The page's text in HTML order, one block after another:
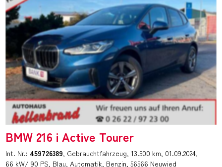
BMW 216 i Active Tourer
Int. Nr.: 459726389 Gebrauchtfahrzeug 13.500 km 01.09.2024
66 kW/ 90 PS Blau Automatik Benzin 56566 Neuwied